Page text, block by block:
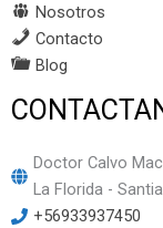
Nosotros
Contacto
Blog
Doctor Calvo
La Florida -
+56933937450